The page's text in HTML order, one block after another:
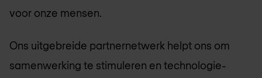
voor onze mensen.
Ons uitgebreide partnernetwerk helpt ons om
samenwerking te stimuleren en technologie-